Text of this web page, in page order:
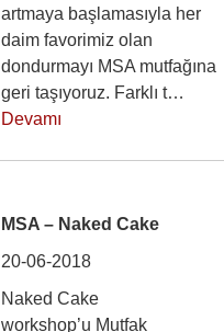
artmaya başlamasıyla her
daim favorimiz olan
dondurmayı MSA mutfağına
geri taşıyoruz. Farklı t…
Devamı
MSA – Naked Cake
20-06-2018
Naked Cake
workshop’u Mutfak